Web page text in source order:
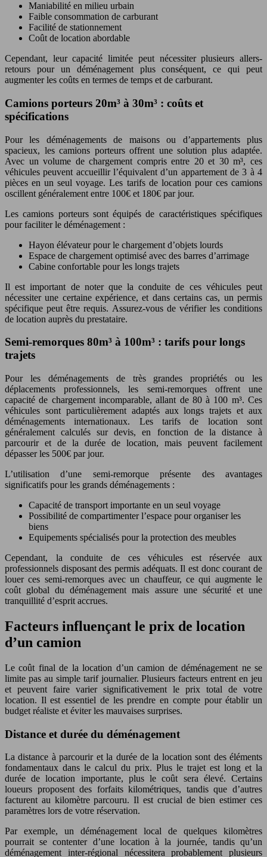
Maniabilité en milieu urbain
Faible consommation de carburant
Facilité de stationnement
Coût de location abordable
Cependant, leur capacité limitée peut nécessiter plusieurs allers-
retours pour un déménagement plus conséquent, ce qui peut
augmenter les coûts en termes de temps et de carburant.
Camions porteurs 20m³ à 30m³ : coûts et
spécifications
Pour les déménagements de maisons ou d’appartements plus
spacieux, les camions porteurs offrent une solution plus adaptée.
Avec un volume de chargement compris entre 20 et 30 m³, ces
véhicules peuvent accueillir l’équivalent d’un appartement de 3 à 4
pièces en un seul voyage. Les tarifs de location pour ces camions
oscillent généralement entre 100€ et 180€ par jour.
Les camions porteurs sont équipés de caractéristiques spécifiques
pour faciliter le déménagement :
Hayon élévateur pour le chargement d’objets lourds
Espace de chargement optimisé avec des barres d’arrimage
Cabine confortable pour les longs trajets
Il est important de noter que la conduite de ces véhicules peut
nécessiter une certaine expérience, et dans certains cas, un permis
spécifique peut être requis. Assurez-vous de vérifier les conditions
de location auprès du prestataire.
Semi-remorques 80m³ à 100m³ : tarifs pour longs
trajets
Pour les déménagements de très grandes propriétés ou les
déplacements professionnels, les semi-remorques offrent une
capacité de chargement incomparable, allant de 80 à 100 m³. Ces
véhicules sont particulièrement adaptés aux longs trajets et aux
déménagements internationaux. Les tarifs de location sont
généralement calculés sur devis, en fonction de la distance à
parcourir et de la durée de location, mais peuvent facilement
dépasser les 500€ par jour.
L’utilisation d’une semi-remorque présente des avantages
significatifs pour les grands déménagements :
Capacité de transport importante en un seul voyage
Possibilité de compartimenter l’espace pour organiser les
biens
Equipements spécialisés pour la protection des meubles
Cependant, la conduite de ces véhicules est réservée aux
professionnels disposant des permis adéquats. Il est donc courant de
louer ces semi-remorques avec un chauffeur, ce qui augmente le
coût global du déménagement mais assure une sécurité et une
tranquillité d’esprit accrues.
Facteurs influençant le prix de location
d’un camion
Le coût final de la location d’un camion de déménagement ne se
limite pas au simple tarif journalier. Plusieurs facteurs entrent en jeu
et peuvent faire varier significativement le prix total de votre
location. Il est essentiel de les prendre en compte pour établir un
budget réaliste et éviter les mauvaises surprises.
Distance et durée du déménagement
La distance à parcourir et la durée de la location sont des éléments
fondamentaux dans le calcul du prix. Plus le trajet est long et la
durée de location importante, plus le coût sera élevé. Certains
loueurs proposent des forfaits kilométriques, tandis que d’autres
facturent au kilomètre parcouru. Il est crucial de bien estimer ces
paramètres lors de votre réservation.
Par exemple, un déménagement local de quelques kilomètres
pourrait se contenter d’une location à la journée, tandis qu’un
déménagement inter-régional nécessitera probablement plusieurs